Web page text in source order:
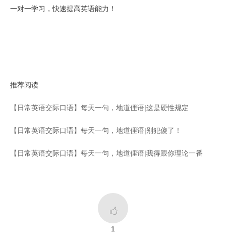
一对一学习，快速提高英语能力！
推荐阅读
【日常英语交际口语】每天一句，地道俚语|这是硬性规定
【日常英语交际口语】每天一句，地道俚语|别犯傻了！
【日常英语交际口语】每天一句，地道俚语|我得跟你理论一番

1